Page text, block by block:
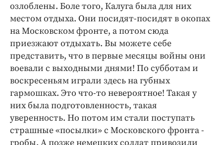
озлоблены. Боле того, Калуга была для них
местом отдыха. Они посидят-посидят в окопах
на Московском фронте, а потом сюда
приезжают отдыхать. Вы можете себе
представить, что в первые месяцы войны они
воевали с выходными днями! По субботам и
воскресеньям играли здесь на губных
гармошках. Это что-то невероятное! Такая у
них была подготовленность, такая
уверенность. Но потом им стали поступать
страшные «посылки» с Московского фронта -